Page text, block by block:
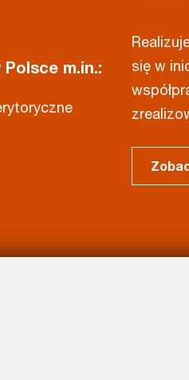
m.in.:
się w